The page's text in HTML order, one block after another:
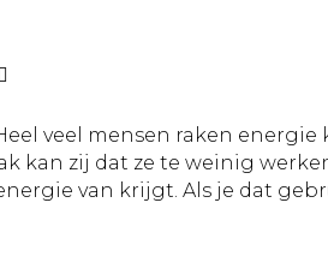
veel mensen raken energie
kan zij dat ze te weinig
van krijgt. Als je dat